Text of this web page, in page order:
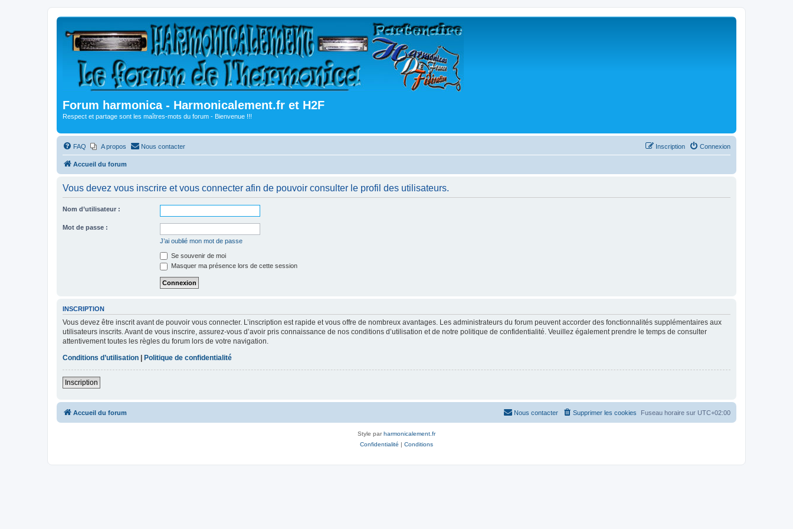
Forum harmonica - Harmonicalement.fr et H2F
Respect et partage sont les maîtres-mots du forum - Bienvenue !!!
FAQ A propos Nous contacter Connexion
Inscription
Accueil du forum
Vous devez vous inscrire et vous connecter afin de pouvoir consulter le profil des utilisateurs.
Nom d’utilisateur :
Mot de passe :
J’ai oublié mon mot de passe
Se souvenir de moi
Masquer ma présence lors de cette session
INSCRIPTION
Vous devez être inscrit avant de pouvoir vous connecter. L’inscription est rapide et vous offre de nombreux avantages. Les administrateurs du forum peuvent accorder des fonctionnalités supplémentaires aux
utilisateurs inscrits. Avant de vous inscrire, assurez-vous d’avoir pris connaissance de nos conditions d’utilisation et de notre politique de confidentialité. Veuillez également prendre le temps de consulter
attentivement toutes les règles du forum lors de votre navigation.
Conditions d’utilisation
Politique de confidentialité
Inscription
Accueil du forum Fuseau horaire sur UTC+02:00
Supprimer les cookies
Nous contacter
Style parharmonicalement.fr
Confidentialité | Conditions